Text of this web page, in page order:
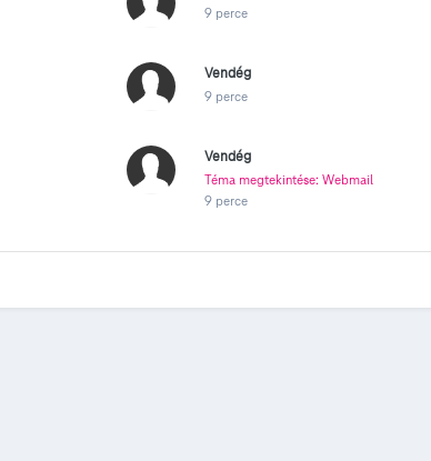
9 perce
Vendég
9 perce
Vendég
Téma megtekintése: Webmail
9 perce